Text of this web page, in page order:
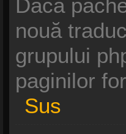
Dacă
nouă
grupului
paginilor
Sus